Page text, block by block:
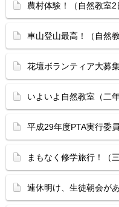
農村体験！（自然教室
車山登山最高！（自然
花壇ボランティア大募
いよいよ自然教室（二年
平成29年度PTA実行委
まもなく修学旅行！（三
連休明け、生徒朝会が